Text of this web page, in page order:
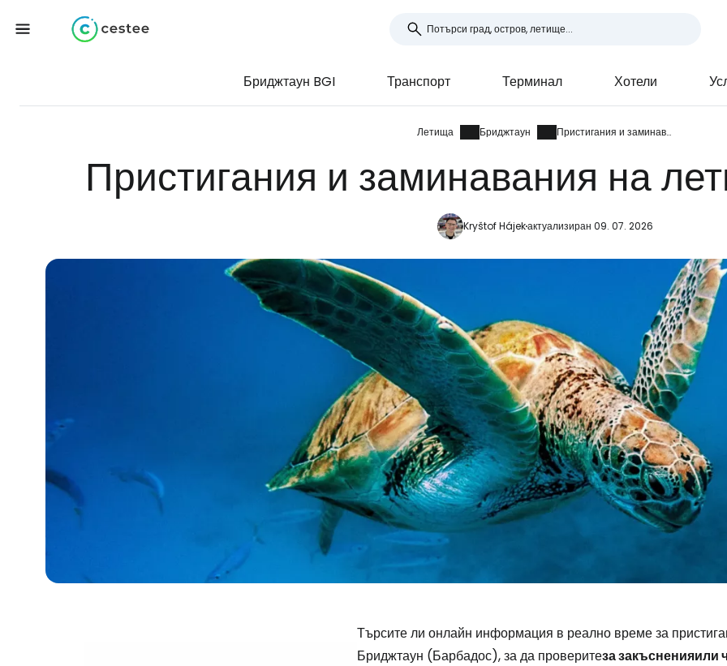
Бриджтаун BGI Транспорт Терминал Хотели
Летища Бриджтаун Пристигания и заминавания
Пристигания и заминавания на
Kryštof Hájekактуализиран 09. 07. 2026
Търсите ли онлайн информация в реално време за
Бриджтаун (Барбадос), за да проверитеза закъсненияили
Влезте в